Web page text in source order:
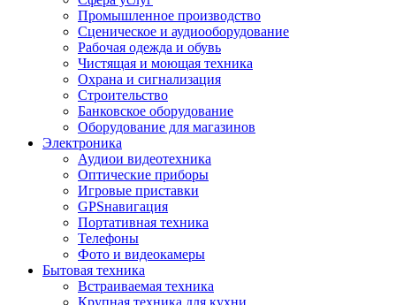
Промышленное производство
Сценическое и аудиооборудование
Рабочая одежда и обувь
Чистящая и моющая техника
Охрана и сигнализация
Строительство
Банковское оборудование
Оборудование для магазинов
Электроника
Аудиои видеотехника
Оптические приборы
Игровые приставки
GPSнавигация
Портативная техника
Телефоны
Фото и видеокамеры
Бытовая техника
Встраиваемая техника
Крупная техника для кухни